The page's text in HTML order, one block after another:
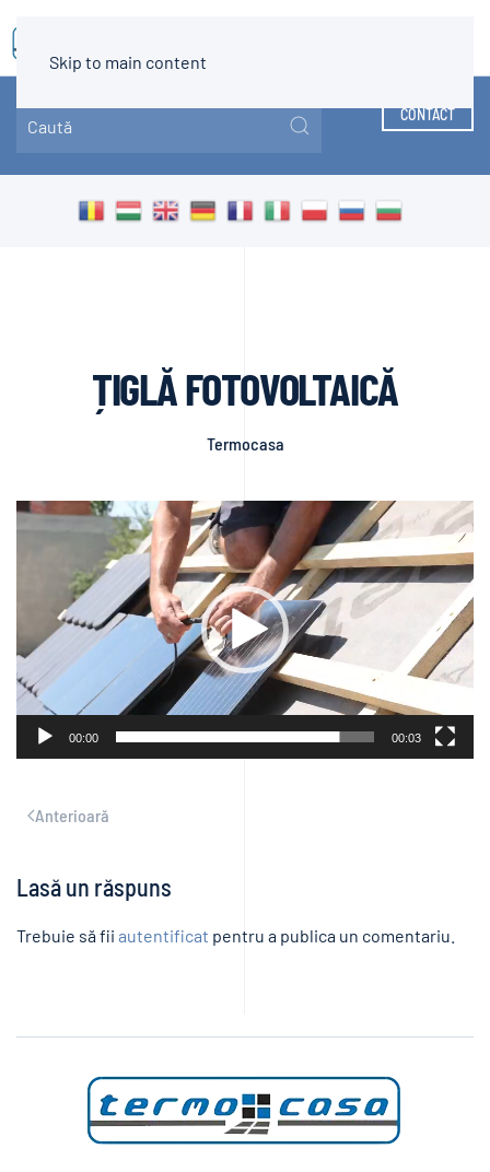
Skip to main content
CONTACT
ȚIGLĂ FOTOVOLTAICĂ
Termocasa
Player
00:00 00:03
Anterioară
Lasă un răspuns
Trebuie să fii autentificat pentru a publica un comentariu.